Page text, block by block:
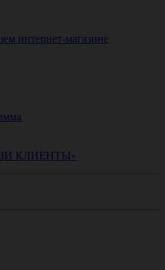
интернет-магазине
КЛИЕНТЫ»